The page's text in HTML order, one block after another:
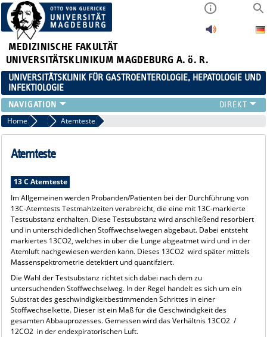
MEDIZINISCHE FAKULTÄT
UNIVERSITÄTSKLINIKUM MAGDEBURG A. ö. R.
UNIVERSITÄTSKLINIK FÜR GASTROENTEROLOGIE, HEPATOLOGIE UND
INFEKTIOLOGIE
TEAM
KLINIK
ZUWEISER
FORSCHUNG
VERANSTALTUNGEN / NEWS
Home Funktionslabor
Atemteste
Atemteste
13 C Atemteste
Im Allgemeinen werden Probanden/Patienten bei der Durchführung von
13C-Atemtests Testmahlzeiten verabreicht, die eine mit 13C-markierte
Testsubstanz enthalten. Diese Testsubstanz wird anschließend resorbiert
und in unterschidedlichen Stoffwechselwegen abgebaut. Dabei entsteht
markiertes 13CO2, welches in über die Lunge abgeatmet wird und in der
Atemluft nachgewiesen werden kann. Dieses 13CO2 wird später mittels
Massenspektrometrie detektiert und quantifziert.
Die Wahl der Testsubstanz richtet sich dabei nach dem zu
untersuchenden Stoffwechselweg. In der Regel handelt es sich um ein
Substrat des geschwindigkeitbestimmenden Schrittes in einer
Stoffwechselkette. Dieser ist ein Maß für die Geschwindigkeit des
gesamten Abbauprozesses. Gemessen wird das Verhältnis 13CO2 /
12CO2 in der endexpiratorischen Luft.